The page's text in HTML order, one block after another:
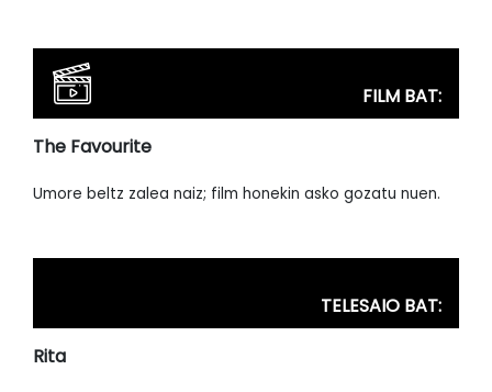
FILM BAT:
The Favourite
Umore beltz zalea naiz; film honekin asko gozatu nuen.
TELESAIO BAT:
Rita